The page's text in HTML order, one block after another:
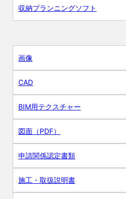
収納プランニングソフト
画像
CAD
BIM用テクスチャー
図面（PDF）
申請関係認定書類
施工・取扱説明書